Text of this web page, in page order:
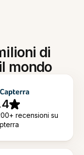
di
mondo
recensioni su